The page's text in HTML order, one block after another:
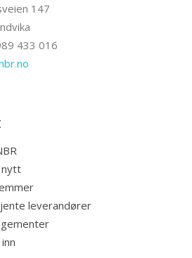
147
433 016
nytt
leverandører